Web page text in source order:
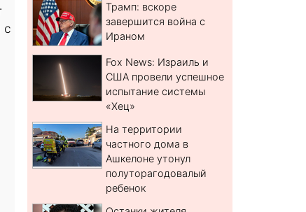
с
Трамп: вскоре
завершится война с
Ираном
Fox News: Израиль и
США провели успешное
испытание системы
«Хец»
На территории
частного дома в
Ашкелоне утонул
полуторагодовалый
ребенок